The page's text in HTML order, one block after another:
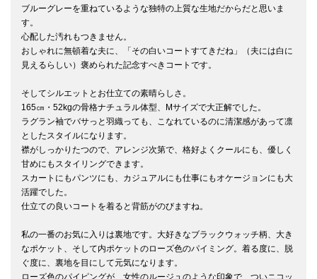
ブルーグレーを重ねているような独特の上質な生地だからだと思いま
す。
心配した汚れもつきません。
おしゃれに無頓着な夫に、「その白いコートすてきだね」（夫には白に
見えるらしい）褒められた記念すべきコートです。
そしてシルエットとお仕立ての素晴らしさ。
165㎝・52kgの骨格ナチュラル体型、Mサイズで大正解でした。
ラグラン袖でバサっと羽織っても、こなれているのに清潔感があって凛
としたスタイルになります。
襟がしっかりたつので、アレンジ次第で、格好よくクールにも、優しく
甘めにもスタイリングできます。
スカートにもパンツにも、カジュアルにも仕事にもオケージョンにも大
活躍でした。
仕立ての良いコートを着ると背筋がのびますね。
私の一番のお気に入りは裏地です。大好きなブラックウォッチ柄、大き
なポケット、そして内ポケットのローズ色のパイミング。着る度に、脱
ぐ度に、裏地を目にして元気になります。
ローズ色のパイピングが、女性のルージュのような印象で、ついニコッ